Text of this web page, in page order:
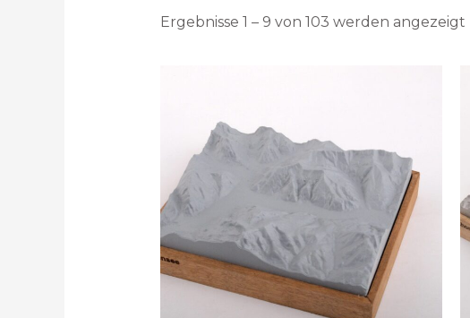
Ergebnisse 1 – 9 von 103 werden angezeigt